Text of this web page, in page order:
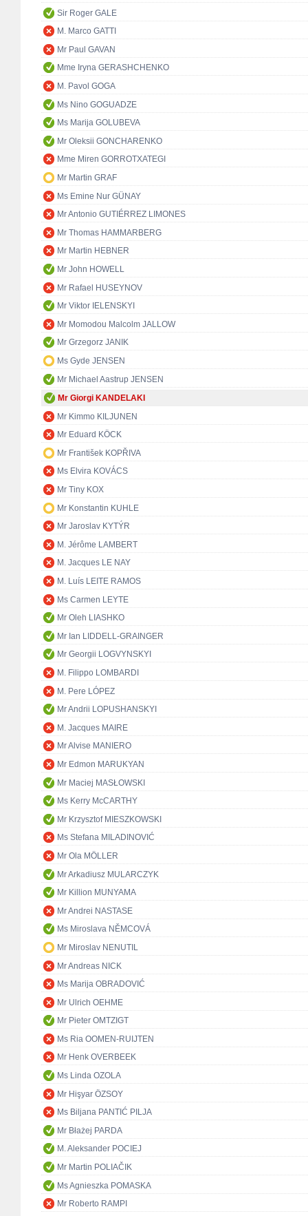
Sir Roger GALE
M. Marco GATTI
Mr Paul GAVAN
Mme Iryna GERASHCHENKO
M. Pavol GOGA
Ms Nino GOGUADZE
Ms Marija GOLUBEVA
Mr Oleksii GONCHARENKO
Mme Miren GORROTXATEGI
Mr Martin GRAF
Ms Emine Nur GÜNAY
Mr Antonio GUTIÉRREZ LIMONES
Mr Thomas HAMMARBERG
Mr Martin HEBNER
Mr John HOWELL
Mr Rafael HUSEYNOV
Mr Viktor IELENSKYI
Mr Momodou Malcolm JALLOW
Mr Grzegorz JANIK
Ms Gyde JENSEN
Mr Michael Aastrup JENSEN
Mr Giorgi KANDELAKI
Mr Kimmo KILJUNEN
Mr Eduard KÖCK
Mr František KOPŘIVA
Ms Elvira KOVÁCS
Mr Tiny KOX
Mr Konstantin KUHLE
Mr Jaroslav KYTÝR
M. Jérôme LAMBERT
M. Jacques LE NAY
M. Luís LEITE RAMOS
Ms Carmen LEYTE
Mr Oleh LIASHKO
Mr Ian LIDDELL-GRAINGER
Mr Georgii LOGVYNSKYI
M. Filippo LOMBARDI
M. Pere LÓPEZ
Mr Andrii LOPUSHANSKYI
M. Jacques MAIRE
Mr Alvise MANIERO
Mr Edmon MARUKYAN
Mr Maciej MASŁOWSKI
Ms Kerry McCARTHY
Mr Krzysztof MIESZKOWSKI
Ms Stefana MILADINOVIĆ
Mr Ola MÖLLER
Mr Arkadiusz MULARCZYK
Mr Killion MUNYAMA
Mr Andrei NASTASE
Ms Miroslava NĚMCOVÁ
Mr Miroslav NENUTIL
Mr Andreas NICK
Ms Marija OBRADOVIĆ
Mr Ulrich OEHME
Mr Pieter OMTZIGT
Ms Ria OOMEN-RUIJTEN
Mr Henk OVERBEEK
Ms Linda OZOLA
Mr Hişyar ÖZSOY
Ms Biljana PANTIĆ PILJA
Mr Błażej PARDA
M. Aleksander POCIEJ
Mr Martin POLIAČIK
Ms Agnieszka POMASKA
Mr Roberto RAMPI